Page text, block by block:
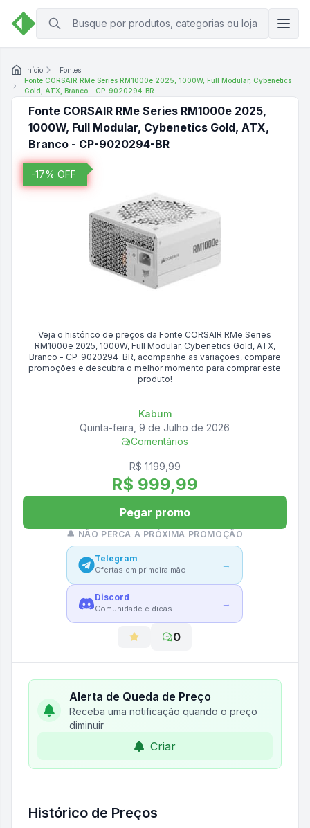
Início
Fontes
Fonte CORSAIR RMe Series RM1000e 2025, 1000W, Full Modular, Cybenetics
Gold, ATX, Branco - CP-9020294-BR
Fonte CORSAIR RMe Series RM1000e 2025,
1000W, Full Modular, Cybenetics Gold, ATX,
Branco - CP-9020294-BR
-17% OFF
Veja o histórico de preços daFonte CORSAIR RMe Series
RM1000e 2025, 1000W, Full Modular, Cybenetics Gold, ATX,
Branco - CP-9020294-BR, acompanhe as variações, compare
promoções e descubra o melhor momento para comprar este
produto!
Kabum
Quinta-feira, 9 de Julho de 2026
Comentários
R$ 1.199,99
R$ 999,99
Pegar promo
🔔 NÃO PERCA A PRÓXIMA PROMOÇÃO
Telegram
Ofertas em primeira mão →
Discord
Comunidade e dicas →
0
Alerta de Queda de Preço
Receba uma notificação quando o preço
diminuir
Criar
Histórico de Preços